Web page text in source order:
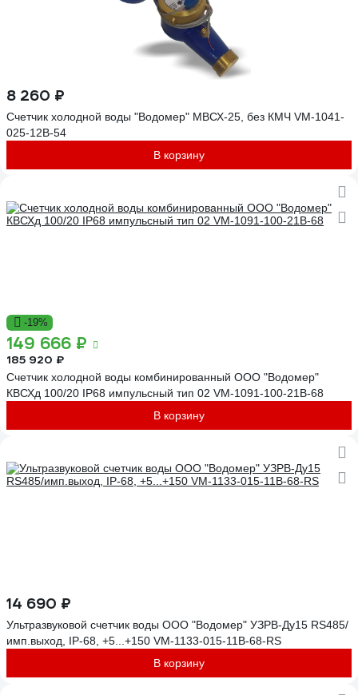
8 260 ₽
Счетчик холодной воды "Водомер" МВСХ-25, без КМЧ VM-1041-
025-12B-54
В корзину
-19%
149 666 ₽
185 920 ₽
Счетчик холодной воды комбинированный ООО "Водомер"
КВСХд 100/20 IP68 импульсный тип 02 VM-1091-100-21B-68
В корзину
14 690 ₽
Ультразвуковой счетчик воды ООО "Водомер" УЗРВ-Ду15 RS485/
имп.выход, IP-68, +5...+150 VM-1133-015-11B-68-RS
В корзину